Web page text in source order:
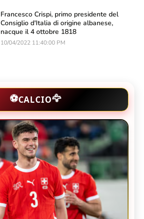
Francesco Crispi, primo presidente del
Consiglio d'Italia di origine albanese,
nacque il 4 ottobre 1818
10/04/2022 11:40:00 PM
⚽CALCIO🦅